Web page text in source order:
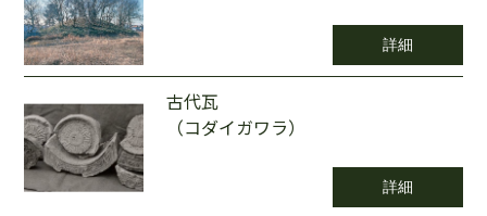
詳細
古代瓦
（コダイガワラ）
詳細